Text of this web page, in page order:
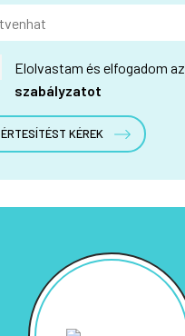
Elolvastam és elfogadom az
szabályzatot
ÉRTESÍTÉST KÉREK